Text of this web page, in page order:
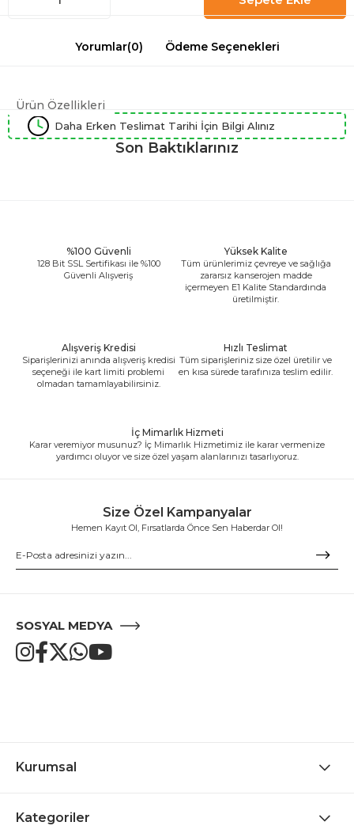
Yorumlar(0) Ödeme Seçenekleri
Ürün Özellikleri
Daha Erken Teslimat Tarihi İçin Bilgi Alınız
Son Baktıklarınız
%100 Güvenli
128 Bit SSL Sertifikası ile %100
Güvenli Alışveriş
Yüksek Kalite
Tüm ürünlerimiz çevreye ve sağlığa
zararsız kanserojen madde
içermeyen E1 Kalite Standardında
üretilmiştir.
Alışveriş Kredisi
Siparişlerinizi anında alışveriş kredisi
seçeneği ile kart limiti problemi
olmadan tamamlayabilirsiniz.
Hızlı Teslimat
Tüm siparişleriniz size özel üretilir ve
en kısa sürede tarafınıza teslim edilir.
İç Mimarlık Hizmeti
Karar veremiyor musunuz? İç Mimarlık Hizmetimiz ile karar vermenize
yardımcı oluyor ve size özel yaşam alanlarınızı tasarlıyoruz.
Size Özel Kampanyalar
Hemen Kayıt Ol, Fırsatlarda Önce Sen Haberdar Ol!
SOSYAL MEDYA
Kurumsal
Kategoriler